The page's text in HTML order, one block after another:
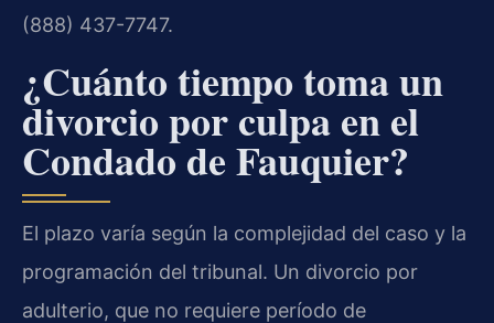
(888) 437-7747.
¿Cuánto tiempo toma un
divorcio por culpa en el
Condado de Fauquier?
El plazo varía según la complejidad del caso y la
programación del tribunal. Un divorcio por
adulterio, que no requiere período de